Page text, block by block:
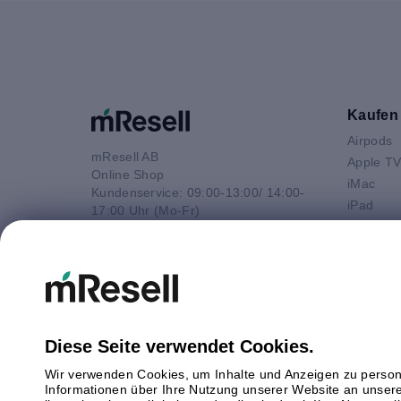
mResell AB
Online Shop
Kundenservice: 09:00-13:00/ 14:00-
17:00 Uhr (Mo-Fr)
info@mresell.de
Kaufen
Airpods
Apple TV
iMac
iPad
Watch
Diese Seite verwendet Cookies.
Wir verwenden Cookies, um Inhalte und Anzeigen zu
Informationen über Ihre Nutzung unserer Website an